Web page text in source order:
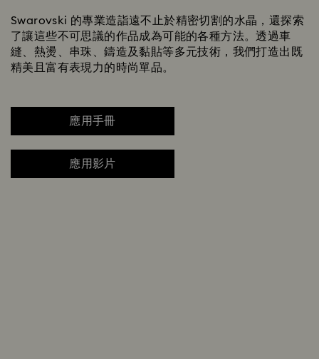
Swarovski 的專業造詣遠不止於精密切割的水晶，還探索
了讓這些不可思議的作品成為可能的各種方法。透過車
縫、熱燙、串珠、鑄造及黏貼等多元技術，我們打造出既
精美且富有表現力的時尚單品。
應用手冊
應用影片